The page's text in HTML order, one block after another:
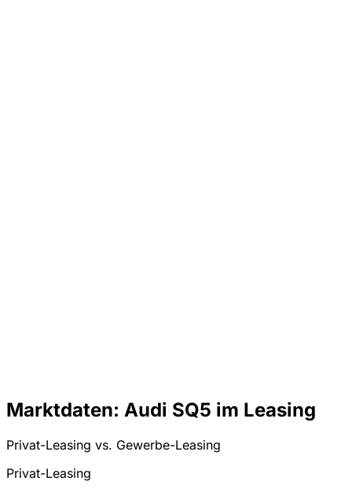
Marktdaten: Audi SQ5 im Leasing
Privat-Leasing vs. Gewerbe-Leasing
Privat-Leasing